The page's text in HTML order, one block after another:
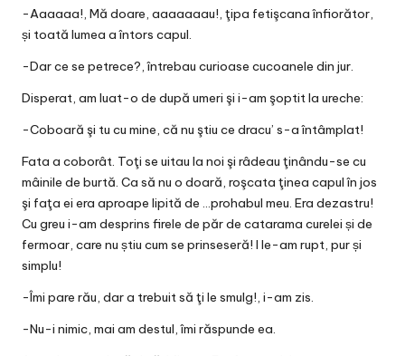
-Aaaaaa!, Mă doare, aaaaaaau!, ţipa fetişcana înfiorător,
și toată lumea a întors capul.
-Dar ce se petrece?, întrebau curioase cucoanele din jur.
Disperat, am luat-o de după umeri şi i-am şoptit la ureche:
-Coboară şi tu cu mine, că nu ştiu ce dracu’ s-a întâmplat!
Fata a coborât. Toţi se uitau la noi şi râdeau ţinându-se cu
mâinile de burtă. Ca să nu o doară, roşcata ţinea capul în jos
şi faţa ei era aproape lipită de …prohabul meu. Era dezastru!
Cu greu i-am desprins firele de păr de catarama curelei și de
fermoar, care nu știu cum se prinseseră! I le-am rupt, pur și
simplu!
-Îmi pare rău, dar a trebuit să ţi le smulg!, i-am zis.
-Nu-i nimic, mai am destul, îmi răspunde ea.